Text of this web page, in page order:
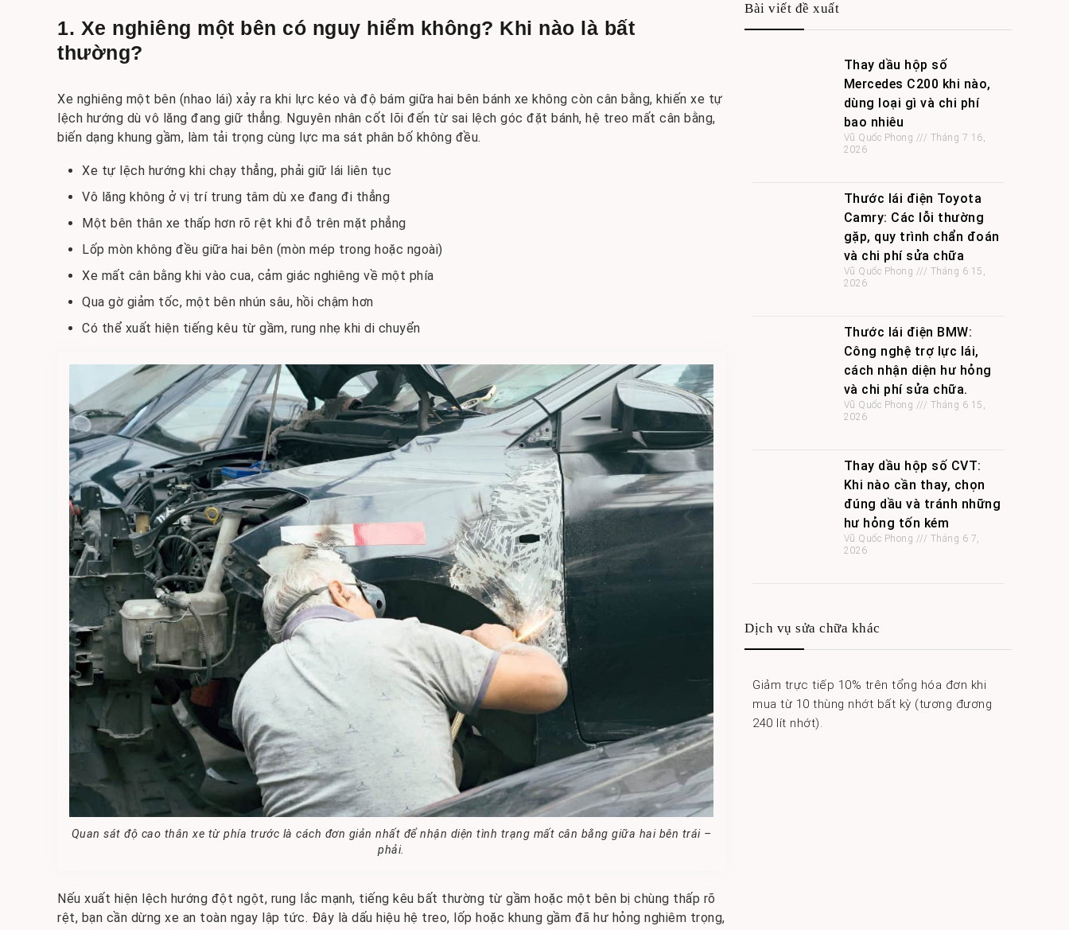
1. Xe nghiêng một bên có nguy hiểm không? Khi nào là bất
thường?
Xe nghiêng một bên (nhao lái) xảy ra khi lực kéo và độ bám giữa hai bên bánh xe không còn cân bằng, khiến xe tự
lệch hướng dù vô lăng đang giữ thẳng. Nguyên nhân cốt lõi đến từ sai lệch góc đặt bánh, hệ treo mất cân bằng,
biến dạng khung gầm, làm tải trọng cùng lực ma sát phân bố không đều.
Xe tự lệch hướng khi chạy thẳng, phải giữ lái liên tục
Vô lăng không ở vị trí trung tâm dù xe đang đi thẳng
Một bên thân xe thấp hơn rõ rệt khi đỗ trên mặt phẳng
Lốp mòn không đều giữa hai bên (mòn mép trong hoặc ngoài)
Xe mất cân bằng khi vào cua, cảm giác nghiêng về một phía
Qua gờ giảm tốc, một bên nhún sâu, hồi chậm hơn
Có thể xuất hiện tiếng kêu từ gầm, rung nhẹ khi di chuyển
Quan sát độ cao thân xe từ phía trước là cách đơn giản nhất để nhận diện tình trạng mất cân bằng giữa hai bên trái –
phải.
Nếu xuất hiện lệch hướng đột ngột, rung lắc mạnh, tiếng kêu bất thường từ gầm hoặc một bên bị chùng thấp rõ
rệt, bạn cần dừng xe an toàn ngay lập tức. Đây là dấu hiệu hệ treo, lốp hoặc khung gầm đã hư hỏng nghiêm trọng,
Bài viết đề xuất
Thay dầu hộp số
Mercedes C200 khi nào,
dùng loại gì và chi phí
bao nhiêu
Vũ Quốc Phong
Tháng 7 16,
2026
Thước lái điện Toyota
Camry: Các lỗi thường
gặp, quy trình chẩn đoán
và chi phí sửa chữa
Vũ Quốc Phong
Tháng 6 15,
2026
Thước lái điện BMW:
Công nghệ trợ lực lái,
cách nhận diện hư hỏng
và chi phí sửa chữa.
Vũ Quốc Phong
Tháng 6 15,
2026
Thay dầu hộp số CVT:
Khi nào cần thay, chọn
đúng dầu và tránh những
hư hỏng tốn kém
Vũ Quốc Phong
Tháng 6 7,
2026
Dịch vụ sửa chữa khác
Giảm trực tiếp 10% trên tổng hóa đơn khi
mua từ 10 thùng nhớt bất kỳ (tương đương
240 lít nhớt).